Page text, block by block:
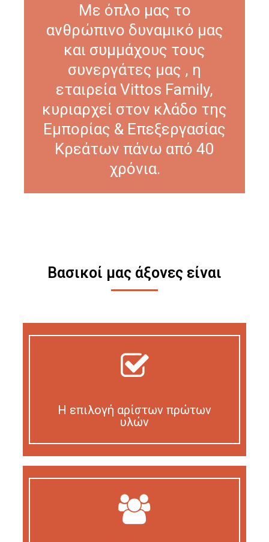
Με όπλο μας το
ανθρώπινο δυναμικό μας
και συμμάχους τους
συνεργάτες μας , η
εταιρεία Vittos Family,
κυριαρχεί στον κλάδο της
Εμπορίας & Επεξεργασίας
Κρεάτων πάνω από 40
χρόνια.
Βασικοί μας άξονες είναι
Η επιλογή αρίστων πρώτων
υλών